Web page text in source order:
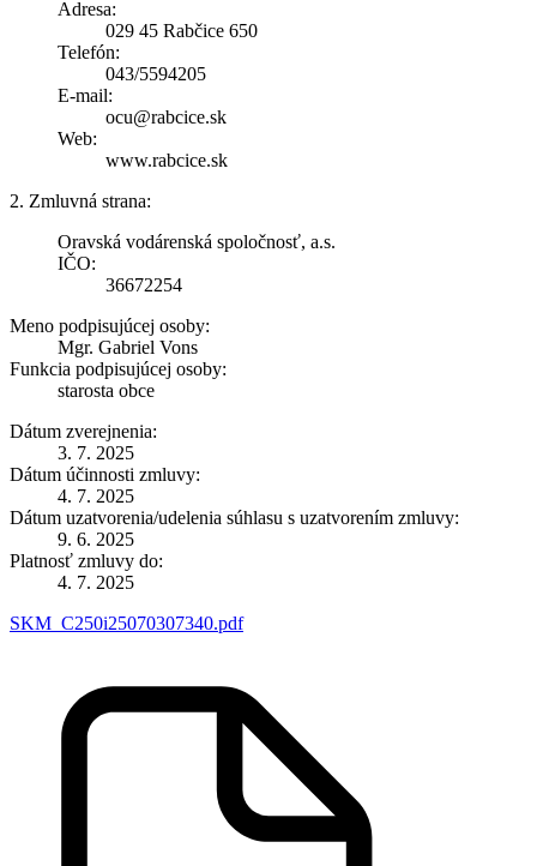
Adresa:
029 45 Rabčice 650
Telefón:
043/5594205
E-mail:
ocu@rabcice.sk
Web:
www.rabcice.sk
2. Zmluvná strana:
Oravská vodárenská spoločnosť, a.s.
IČO:
36672254
Meno podpisujúcej osoby:
Mgr. Gabriel Vons
Funkcia podpisujúcej osoby:
starosta obce
Dátum zverejnenia:
3. 7. 2025
Dátum účinnosti zmluvy:
4. 7. 2025
Dátum uzatvorenia/udelenia súhlasu s uzatvorením zmluvy:
9. 6. 2025
Platnosť zmluvy do:
4. 7. 2025
SKM_C250i25070307340.pdf